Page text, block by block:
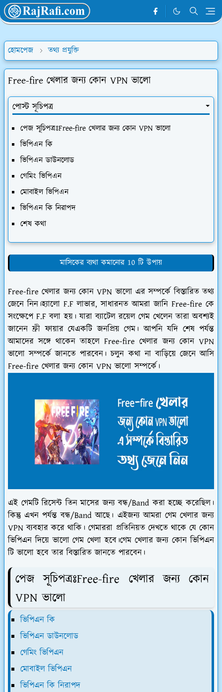
হোমপেজ তথ্য প্রযুক্তি
Free-fire খেলার জন্য কোন VPN ভালো
পোস্ট সূচিপত্র
পেজ সূচিপত্রঃFree-fire খেলার জন্য কোন VPN ভালো
ভিপিএন কি
ভিপিএন ডাউনলোড
গেমিং ভিপিএন
মোবাইল ভিপিএন
ভিপিএন কি নিরাপদ
শেষ কথা
মাসিকের ব্যথা কমানোর 10 টি উপায়
Free-fire খেলার জন্য কোন VPN ভালো এর সম্পর্কে বিস্তারিত তথ্য
জেনে নিন।হ্যালো F.F লাভার, সাধারনত আমরা জানি Free-fire কে
সংক্ষেপে F.F বলা হয়। যারা ব্যাটেল রয়েল গেম খেলেন তারা অবশ্যই
জানেন ফ্রী ফায়ার যেএকটি জনপ্রিয় গেম। আপনি যদি শেষ পর্যন্ত
আমাদের সঙ্গে থাকেন তাহলে Free-fire খেলার জন্য কোন VPN
ভালো সম্পর্কে জানতে পারবেন। চলুন কথা না বাড়িয়ে জেনে আসি
Free-fire খেলার জন্য কোন VPN ভালো সম্পর্কে।
এই গেমটি রিসেন্ট তিন মাসের জন্য বন্ধ/Band করা হচ্ছে করেছিল।
কিন্তু এখন পর্যন্ত বন্ধ/Band আছে। এইজন্য আমরা গেম খেলার জন্য
VPN ব্যবহার করে থাকি। গেমাররা প্রতিনিয়ত দেখতে থাকে যে কোন
ভিপিএন দিয়ে ভালো গেম খেলা হবে।গেম খেলার জন্য কোন ভিপিএন
টি ভালো হবে তার বিস্তারিত জানতে পারবেন।
পেজ সূচিপত্রঃFree-fire খেলার জন্য কোন
VPN ভালো
ভিপিএন কি
ভিপিএন ডাউনলোড
গেমিং ভিপিএন
মোবাইল ভিপিএন
ভিপিএন কি নিরাপদ